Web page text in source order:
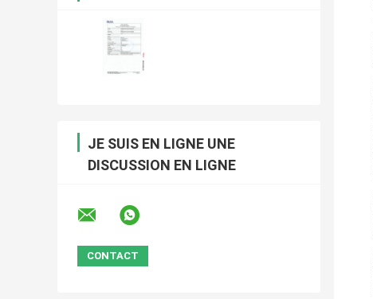
JE SUIS EN LIGNE UNE
DISCUSSION EN LIGNE